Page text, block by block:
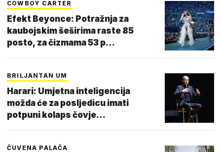
COWBOY CARTER
Efekt Beyonce: Potražnja za
kaubojskim šeširima raste 85
posto, za čizmama 53 p…
BRILJANTAN UM
Harari: Umjetna inteligencija
možda će za posljedicu imati
potpuni kolaps čovje…
ČUVENA PALAČA